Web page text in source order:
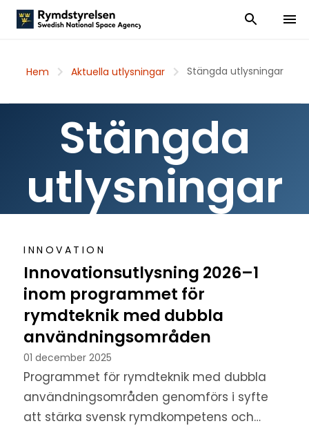
Visa och dölj
Visa
Hem Aktuella utlysningar Stängda utlysningar
Stängda
utlysningar
INNOVATION
Innovationsutlysning 2026–1
inom programmet för
rymdteknik med dubbla
användningsområden
01 december 2025
Programmet för rymdteknik med dubbla
användningsområden genomförs i syfte
att stärka svensk rymdkompetens och